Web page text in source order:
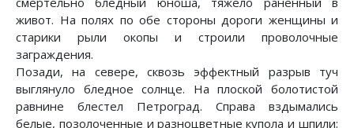
живот. На полях по обе стороны дороги женщины и
старики рыли окопы и строили проволочные
заграждения.
Позади, на севере, сквозь эффектный разрыв туч
выглянуло бледное солнце. На плоской болотистой
равнине блестел Петроград. Справа вздымались
белые, позолоченные и разноцветные купола и шпили;